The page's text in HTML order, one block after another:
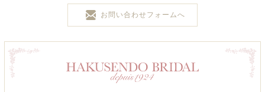
お問い合わせフォームへ